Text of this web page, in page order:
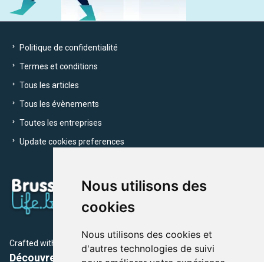
Nous utilisons des
cookies
Nous utilisons des cookies et
d'autres technologies de suivi
Politique de confidentialité
Termes et conditions
Tous les articles
Tous les évènements
Toutes les entreprises
Update cookies preferences
Crafted with by Brusselslife Team
Découvrez plus de 12 000 adresses et événements